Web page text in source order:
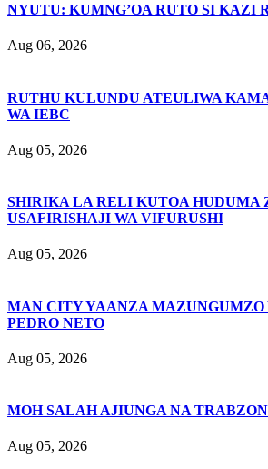
NYUTU: KUMNG’OA RUTO SI KAZI
Aug 06, 2026
RUTHU KULUNDU ATEULIWA
WA IEBC
Aug 05, 2026
SHIRIKA LA RELI KUTOA HUDUMA
USAFIRISHAJI WA VIFURUSHI
Aug 05, 2026
MAN CITY YAANZA
PEDRO NETO
Aug 05, 2026
MOH SALAH AJIUNGA NA
Aug 05, 2026